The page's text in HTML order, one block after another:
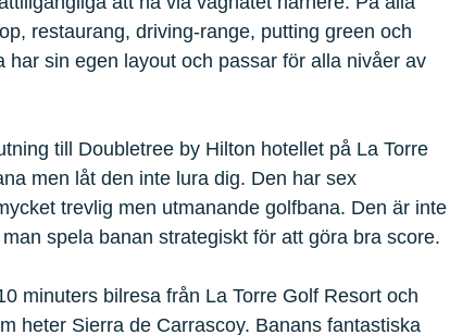
restaurang, driving-range, putting green och
har sin egen layout och passar för alla nivåer av
till Doubletree by Hilton hotellet på La Torre
men låt den inte lura dig. Den har sex
trevlig men utmanande golfbana. Den är inte
spela banan strategiskt för att göra bra score.
minuters bilresa från La Torre Golf Resort och
heter Sierra de Carrascoy. Banans fantastiska